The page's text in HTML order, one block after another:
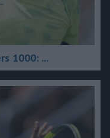
1000: ...